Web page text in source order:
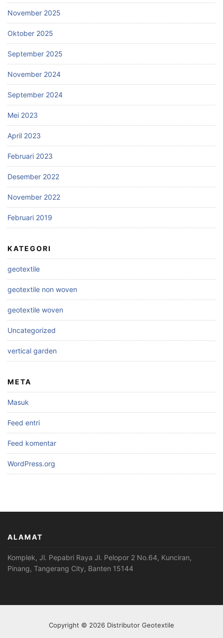
November 2025
Oktober 2025
September 2025
November 2024
September 2024
Mei 2023
April 2023
Februari 2023
Desember 2022
November 2022
Februari 2019
KATEGORI
geotextile
geotextile non woven
geotextile woven
Uncategorized
vertical garden
META
Masuk
Feed entri
Feed komentar
WordPress.org
ALAMAT
Komplek, Jl. Pepabri Raya Jl. Pelopor 2 No.64, Kunciran,
Pinang, Tangerang City, Banten 15144
Copyright © 2026 Distributor Geotextile